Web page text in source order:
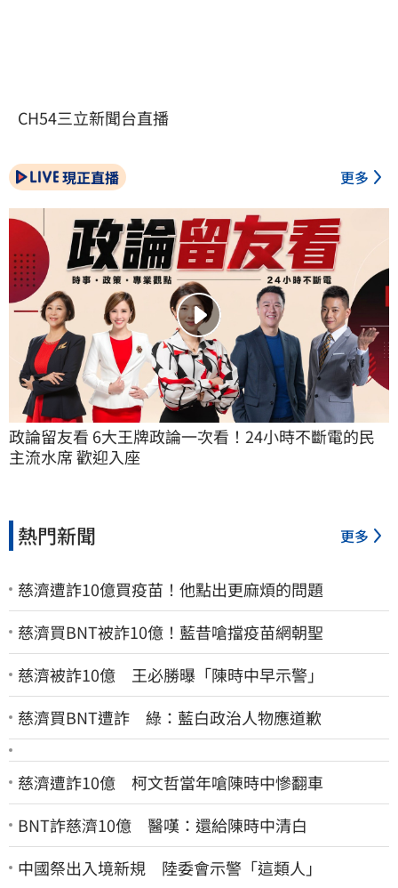
CH54三立新聞台直播
現正直播 更多
政論留友看 6大王牌政論一次看！24小時不斷電的民
主流水席 歡迎入座
熱門新聞 更多
慈濟遭詐10億買疫苗！他點出更麻煩的問題
慈濟買BNT被詐10億！藍昔嗆擋疫苗網朝聖
慈濟被詐10億 王必勝曝「陳時中早示警」
慈濟買BNT遭詐 綠：藍白政治人物應道歉
慈濟遭詐10億 柯文哲當年嗆陳時中慘翻車
BNT詐慈濟10億 醫嘆：還給陳時中清白
中國祭出入境新規 陸委會示警「這類人」